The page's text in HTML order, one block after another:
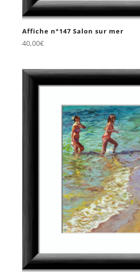
Affiche n°147 Salon sur mer
40,00€